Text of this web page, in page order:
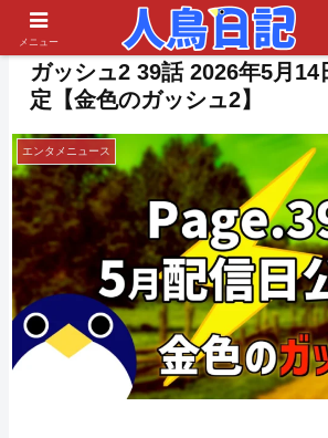
ガッシュ2 39話 2026年5月14
定【金色のガッシュ2】
エンタメニュース
メニュー